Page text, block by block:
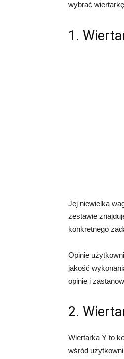
wybrać
1.
Jej niewielka
zestawie
konkretnego
Opinie
jakość
opinie i
2.
Wiertarka Y to
wśród